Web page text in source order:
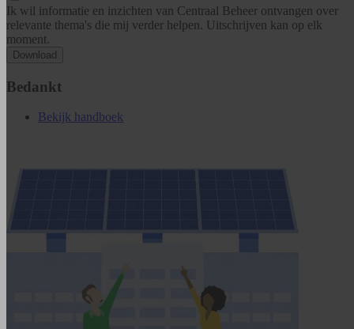
Ik wil informatie en inzichten van Centraal Beheer ontvangen over
relevante thema's die mij verder helpen. Uitschrijven kan op elk
moment.
Download
Bedankt
Bekijk handboek